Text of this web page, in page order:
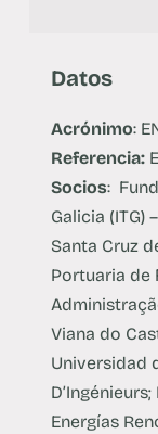
Datos
Acrónimo:
Referencia:
Socios:
Galicia
Santa Cruz
Portuaria de
Viana do
Universidad
Energías